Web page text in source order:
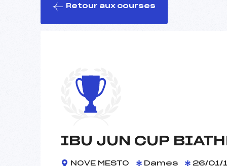
Retour aux courses
IBU JUN CUP
NOVE MESTO Dames 26/01/